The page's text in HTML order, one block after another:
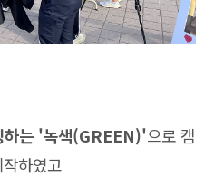
하는 '녹색(GREEN)'으로 캠
하였고